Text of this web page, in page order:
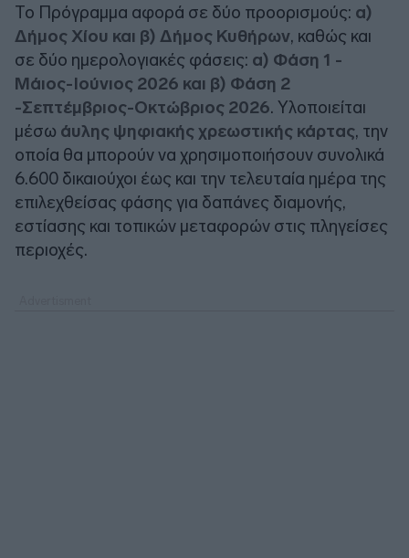
Το Πρόγραμμα αφορά σε δύο προορισμούς: α)
Δήμος Χίου και β) Δήμος Κυθήρων, καθώς και
σε δύο ημερολογιακές φάσεις: α) Φάση 1 -
Μάιος-Ιούνιος 2026 και β) Φάση 2
-Σεπτέμβριος-Οκτώβριος 2026. Υλοποιείται
μέσω άυλης ψηφιακής χρεωστικής κάρτας, την
οποία θα μπορούν να χρησιμοποιήσουν συνολικά
6.600 δικαιούχοι έως και την τελευταία ημέρα της
επιλεχθείσας φάσης για δαπάνες διαμονής,
εστίασης και τοπικών μεταφορών στις πληγείσες
περιοχές.